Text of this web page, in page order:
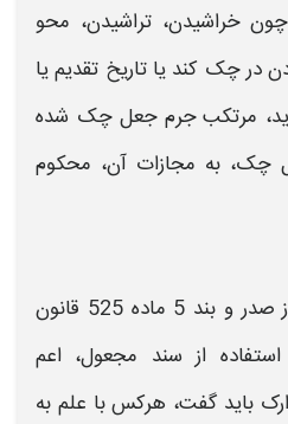
خراشیدن، تراشیدن، محو
درچک کند یا تاریخ تقدیمیا
مرتکبجرم جعل چک شده
چک،به مجازاتآن، محکوم
5 ماده 525
قانون
از سند مجعول، اعم
باید گفت، هرکس با علم به